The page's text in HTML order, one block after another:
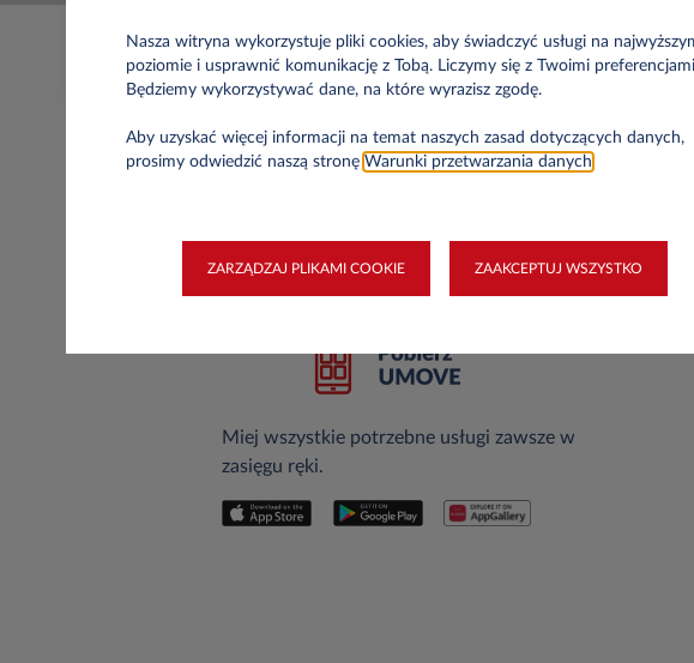
Podpisz Protokół Przekazania, aby sformalizować dostawę
Miej wszystkie potrzebne usługi zawsze w
zasięgu ręki.
Nasza witryna wykorzystuje pliki cookies, aby świadczyć usługi na
poziomie i usprawnić komunikację z Tobą. Liczymy się z Twoimi
Będziemy wykorzystywać dane, na które wyrazisz zgodę.
Aby uzyskać więcej informacji na temat naszych zasad dotyczących danych,
prosimy odwiedzić naszą stronę Warunki przetwarzania danych
ZARZĄDZAJ PLIKAMI COOKIE ZAAKCEPTUJ WSZYSTKO